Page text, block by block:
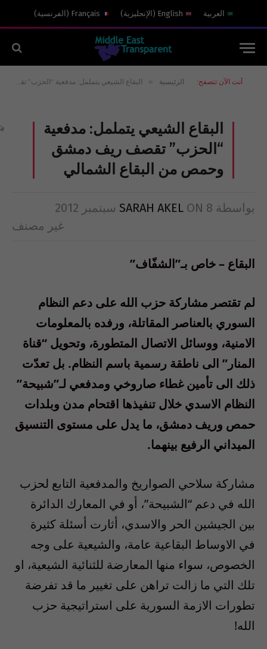
العربية English
( الإنجليزية)
Français
( الفرنسية)
أنت الآن تتصفح: الرئيسية » البقاع الشيعي يتململ: مدفعية “الحزب” تقصف ريف دمشق وحمص من البقاع الشمالي
البقاع الشيعي يتململ: مدفعية
“الحزب” تقصف ريف دمشق
وحمص من البقاع الشمالي
بواسطة SARAH AKEL ON 8 سبتمبر 2012
غير مصنف
البقاع – خاص بـ”الشفّاف”
لم تقتصر مشاركة حزب الله على دعم النظام
السوري بالعناصر المقاتلة، ورفده بالمعلومات
الامنية، ووسائل الاتصال المتطورة، وتحويل “قناة
المنار” الى ناطقة رسمية باسم النظام. بل تعدّت
ذلك الى تأمين غطاء صاروخي ومدفعي لـ”شبيحة”
النظام الاسدي خلال تنفيذها اقتحام مدن وبلدات
حمص وريف دمشق، ما يدل على مستوى التنسيق
الميداني الرفيع بينهما.
مشاركة سلاحي الصواريخ والمدفعية التابع لحزب
الله في دعم “الشبيحة”، أو في المعارك الدائرة
بين الجيشين الحر والاسدي، أثارت أسئلة كثيرة
في الاوساط البقاعية عامة، والشيعية على وجه
الخصوص، سواء منها المعارضة للثنائية الشيعية، او
تلك التي ما زالت تراهن على تغيير ما قد تفرضة
تطورات الازمة السورية على استراتيجية حزب
الله!